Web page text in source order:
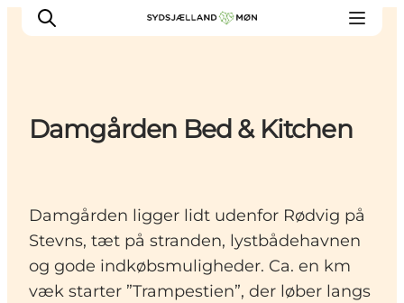
Events
Spis
Overnat
Planlæg din tur
Damgården Bed & Kitchen
Damgården ligger lidt udenfor Rødvig på
Stevns, tæt på stranden, lystbådehavnen
og gode indkøbsmuligheder. Ca. en km
væk starter ”Trampestien”, der løber langs